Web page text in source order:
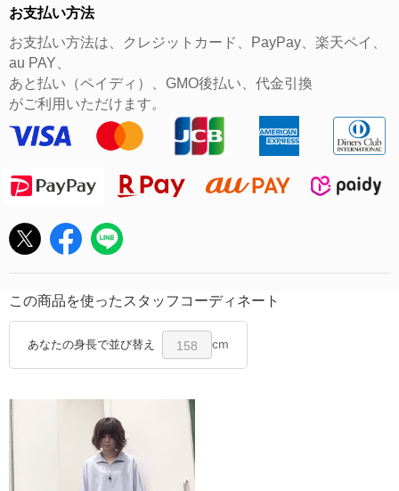
お支払い方法
お支払い方法は、クレジットカード、PayPay、楽天ペイ、
au PAY、
あと払い（ペイディ）、GMO後払い、代金引換
がご利用いただけます。
この商品を使ったスタッフコーディネート
あなたの身長で並び替え 158 cm